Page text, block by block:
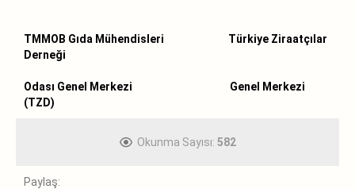
TMMOB Gıda Mühendisleri Türkiye Ziraatçılar
Derneği
Odası Genel Merkezi Genel Merkezi
(TZD)
Okunma Sayısı: 582
Paylaş: